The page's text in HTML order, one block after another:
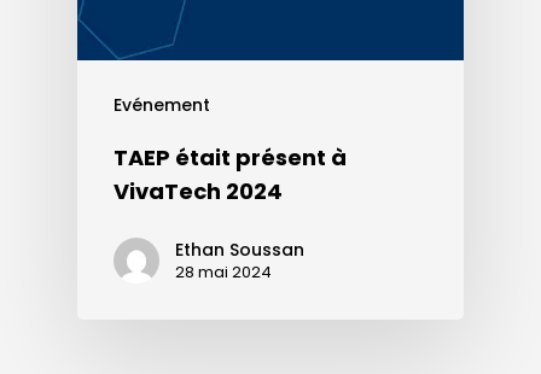
Evénement
TAEP était présent à
VivaTech 2024
Ethan Soussan
28 mai 2024